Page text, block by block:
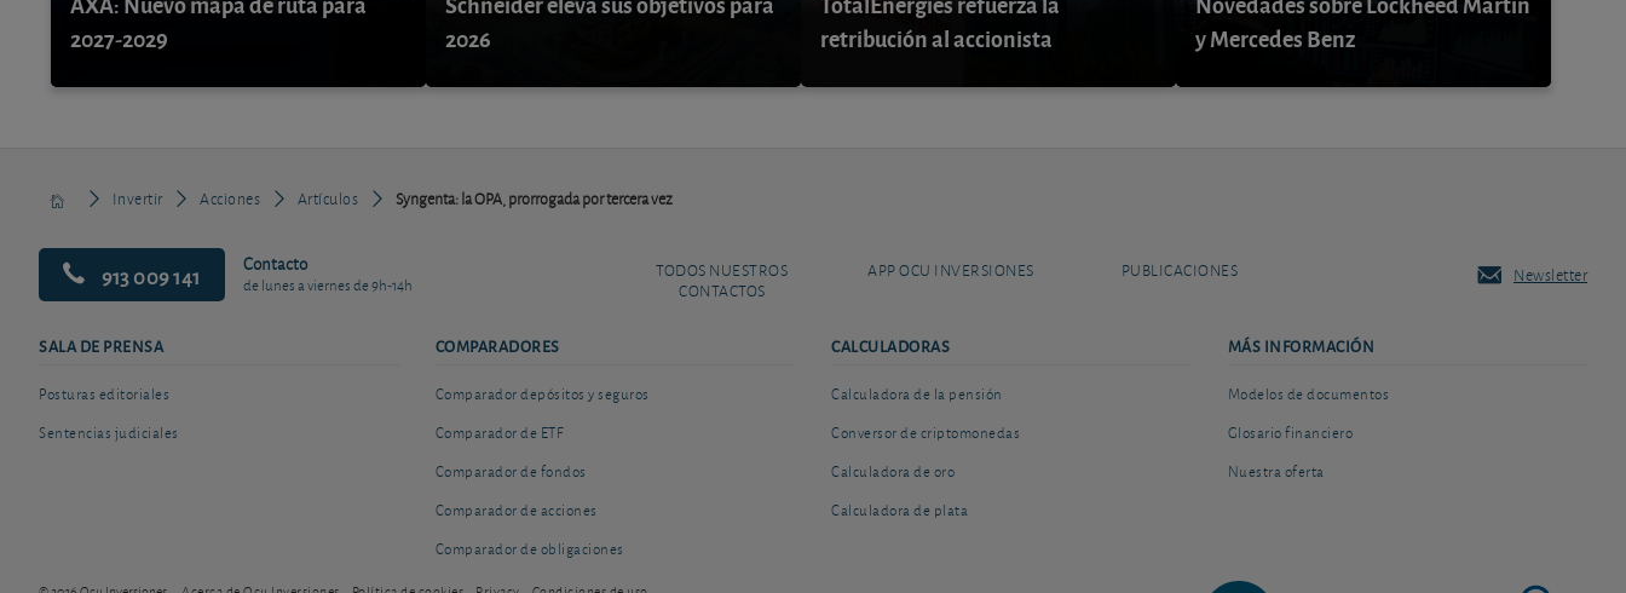
2027-2029
2026
retribución al accionista
y Mercedes Benz
Invertir Acciones Artículos Syngenta: la OPA, prorrogada por tercera vez
913 009 141 Contacto
de lunes a viernes de 9h-14h
TODOS NUESTROS
CONTACTOS
APP OCU INVERSIONES PUBLICACIONES Newsletter
SALA DE PRENSA
Posturas editoriales
Sentencias judiciales
COMPARADORES
Comparador depósitos y seguros
Comparador de ETF
Comparador de fondos
Comparador de acciones
Comparador de obligaciones
CALCULADORAS
Calculadora de la pensión
Conversor de criptomonedas
Calculadora de oro
Calculadora de plata
MÁS INFORMACIÓN
Modelos de documentos
Glosario financiero
Nuestra oferta